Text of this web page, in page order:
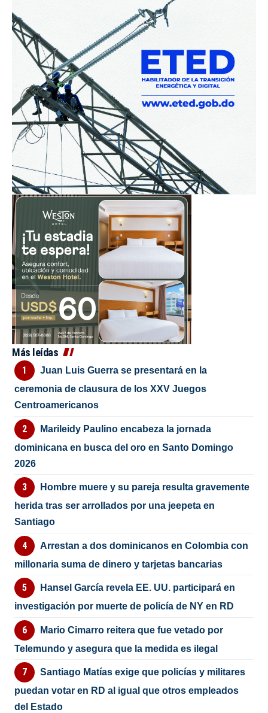
Más leídas
Juan Luis Guerra se presentará en la
ceremonia de clausura de los XXV Juegos
Centroamericanos
Marileidy Paulino encabeza la jornada
dominicana en busca del oro en Santo Domingo
2026
Hombre muere y su pareja resulta gravemente
herida tras ser arrollados por una jeepeta en
Santiago
Arrestan a dos dominicanos en Colombia con
millonaria suma de dinero y tarjetas bancarias
Hansel García revela EE. UU. participará en
investigación por muerte de policía de NY en RD
Mario Cimarro reitera que fue vetado por
Telemundo y asegura que la medida es ilegal
Santiago Matías exige que policías y militares
puedan votar en RD al igual que otros empleados
del Estado